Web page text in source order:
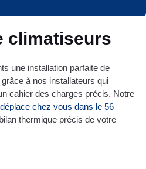
climatiseurs
une installation parfaite de
à nos installateurs qui
cahier des charges précis. Notre
chez vous dans le 56
thermique précis de votre